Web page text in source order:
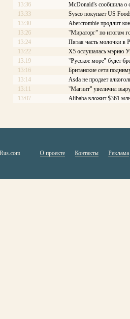
13:36
McDonald's сообщила о
13:33
Sysco покупает US
13:30
Abercrombie продлит
13:26
"Мираторг" по итогам
13:24
Пятая часть молочки в
13:22
X5 ослушалась мэрию
13:19
"Русское море" будет
13:16
Британские сети
13:14
Asda не продает
13:11
"Магнит" увеличил
13:07
Alibaba вложит $361
О проекте Контакты Реклама